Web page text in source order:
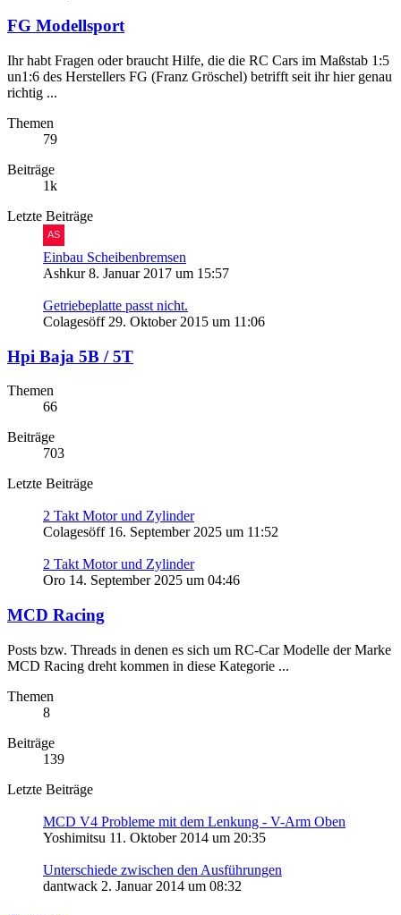
FG Modellsport
Ihr habt Fragen oder braucht Hilfe, die die RC Cars im Maßstab 1:5
un1:6 des Herstellers FG (Franz Gröschel) betrifft seit ihr hier genau
richtig ...
Themen
79
Beiträge
1k
Letzte Beiträge
Einbau Scheibenbremsen
Ashkur8. Januar 2017 um 15:57
Getriebeplatte passt nicht.
Colagesöff 29. Oktober 2015 um 11:06
Hpi Baja 5B / 5T
Themen
66
Beiträge
703
Letzte Beiträge
2 Takt Motor und Zylinder
Colagesöff 16. September 2025 um 11:52
2 Takt Motor und Zylinder
Oro 14. September 2025 um 04:46
MCD Racing
Posts bzw. Threads in denen es sich um RC-Car Modelle der Marke
MCD Racing dreht kommen in diese Kategorie ...
Themen
8
Beiträge
139
Letzte Beiträge
MCD V4 Probleme mit dem Lenkung - V-Arm Oben
Yoshimitsu 11. Oktober 2014 um 20:35
Unterschiede zwischen den Ausführungen
dantwack 2. Januar 2014 um 08:32